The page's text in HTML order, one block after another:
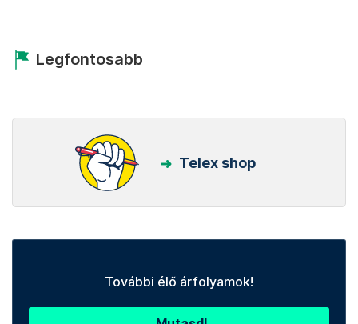
Legfontosabb
Telex shop
További élő árfolyamok!